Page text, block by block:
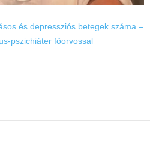
és depressziós betegek száma –
pszichiáter főorvossal